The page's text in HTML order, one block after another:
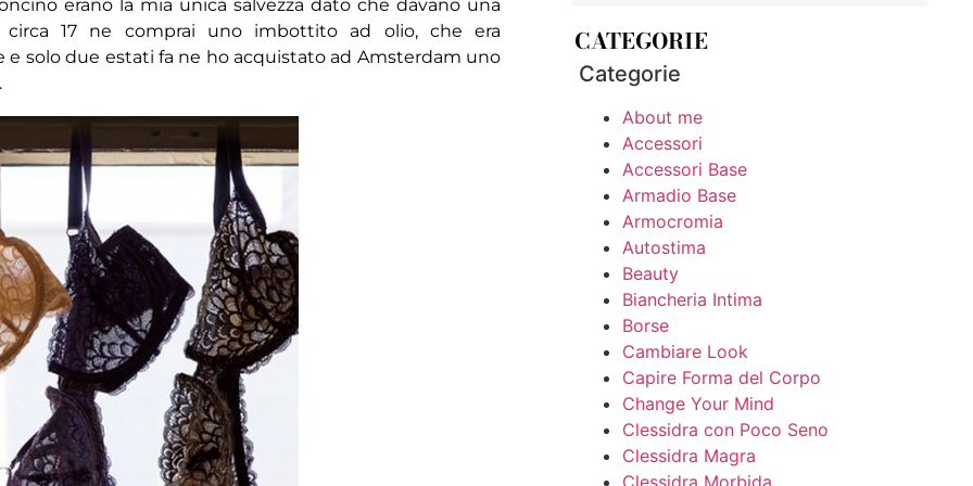
erano la mia unica salvezza dato che davano una
17 ne comprai uno imbottito ad olio, che era
solo due estati fa ne ho acquistato ad Amsterdam uno
CATEGORIE
Categorie
About me
Accessori
Accessori Base
Armadio Base
Armocromia
Autostima
Beauty
Biancheria Intima
Borse
Cambiare Look
Capire Forma del Corpo
Change Your Mind
Clessidra con Poco Seno
Clessidra Magra
Clessidra Morbida